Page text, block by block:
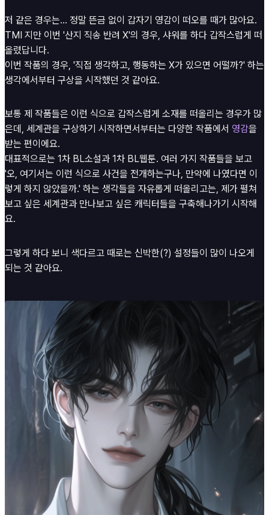
저 같은 경우는... 정말 뜬금 없이 갑자기 영감이 떠오를 때가 많아요.
TMI 지만 이번 '산지 직송 반려 X'의 경우, 샤워를 하다 갑작스럽게 떠
올렸답니다.
이번 작품의 경우, '직접 생각하고, 행동하는 X가 있으면 어떨까?' 하는
생각에서부터 구상을 시작했던 것 같아요.
보통 제 작품들은 이런 식으로 갑작스럽게 소재를 떠올리는 경우가 많
은데, 세계관을 구상하기 시작하면서부터는 다양한 작품에서 영감을
받는 편이에요.
대표적으로는 1차 BL소설과 1차 BL웹툰. 여러 가지 작품들을 보고
'오, 여기서는 이런 식으로 사건을 전개하는구나, 만약에 나였다면 이
렇게 하지 않았을까.' 하는 생각들을 자유롭게 떠올리고는, 제가 펼쳐
보고 싶은 세계관과 만나보고 싶은 캐릭터들을 구축해나가기 시작해
요.
그렇게 하다 보니 색다르고 때로는 신박한(?) 설정들이 많이 나오게
되는 것 같아요.